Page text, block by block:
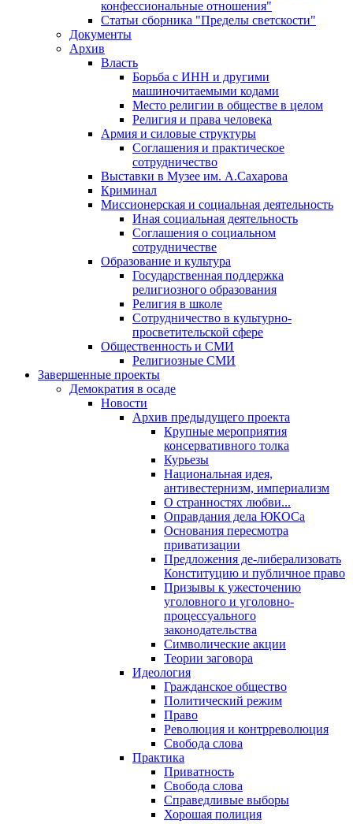
конфессиональные отношения"
Статьи сборника "Пределы светскости"
Документы
Архив
Власть
Борьба с ИНН и другими
машиночитаемыми кодами
Место религии в обществе в целом
Религия и права человека
Армия и силовые структуры
Соглашения и практическое
сотрудничество
Выставки в Музее им. А.Сахарова
Криминал
Миссионерская и социальная деятельность
Иная социальная деятельность
Соглашения о социальном
сотрудничестве
Образование и культура
Государственная поддержка
религиозного образования
Религия в школе
Сотрудничество в культурно-
просветительской сфере
Общественность и СМИ
Религиозные СМИ
Завершенные проекты
Демократия в осаде
Новости
Архив предыдущего проекта
Крупные мероприятия
консервативного толка
Курьезы
Национальная идея,
антивестернизм, империализм
О странностях любви...
Оправдания дела ЮКОСа
Основания пересмотра
приватизации
Предложения де-либерализовать
Конституцию и публичное право
Призывы к ужесточению
уголовного и уголовно-
процессуального
законодательства
Символические акции
Теории заговора
Идеология
Гражданское общество
Политический режим
Право
Революция и контрреволюция
Свобода слова
Практика
Приватность
Свобода слова
Справедливые выборы
Хорошая полиция